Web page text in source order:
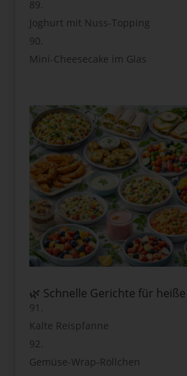
Joghurt mit Nuss-Topping
Mini-Cheesecake im Glas
🌿 Schnelle Gerichte für heiße
Kalte Reispfanne
Gemüse-Wrap-Röllchen